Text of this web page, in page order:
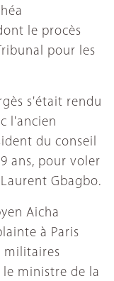
le procès
pour les
s'était rendu
l'ancien
du conseil
ans, pour voler
Gbagbo.
Aicha
à Paris
militaires
ministre de la